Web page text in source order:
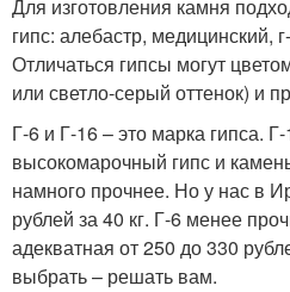
Для изготовления камня
гипс: алебастр, медицинский,
Отличаться гипсы могут
или светло-серый оттенок) и
Г-6 и Г-16 – это марка гипса.
высокомарочный гипс и
намного прочнее. Но у нас в
рублей за 40 кг. Г-6 менее
адекватная от 250 до 330
выбрать – решать вам.